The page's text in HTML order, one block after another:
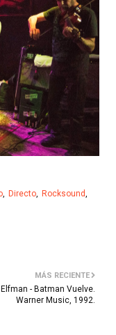
Directo
Rocksound
MÁS RECIENTE
Elfman - Batman Vuelve.
Warner Music, 1992.